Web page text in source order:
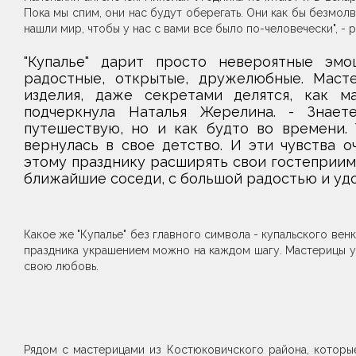
Пока мы спим, они нас будут оберегать. Они как бы
нашли мир, чтобы у нас с вами все было по-человечески", -
"Купалье" дарит просто невероятные
радостные, открытые, дружелюбные.
изделия, даже секретами делятся, как
подчеркнула Наталья Жерелина. -
путешествую, но и как будто во времени.
вернулась в свое детство. И эти чувства
этому празднику расширять свои
ближайшие соседи, с большой радостью и
Какое же "Купалье" без главного символа - купальского
праздника украшением можно на каждом шагу. Мастерицы
свою любовь.
Рядом с мастерицами из Костюковичского района,